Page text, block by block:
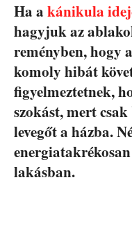
Ha a kánikula
hagyjuk az
reményben, hogy
komoly hibát
figyelmeztetnek,
szokást, mert
levegőt a házba.
lakásban.